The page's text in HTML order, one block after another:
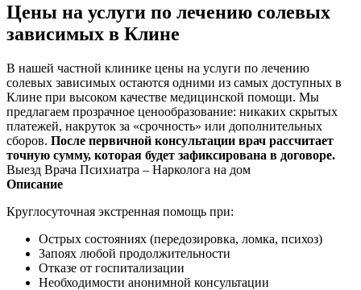
Цены на услуги по лечению солевых
зависимых в Клине
В нашей частной клинике цены на услуги по лечению
солевых зависимых остаются одними из самых доступных в
Клине при высоком качестве медицинской помощи. Мы
предлагаем прозрачное ценообразование: никаких скрытых
платежей, накруток за «срочность» или дополнительных
сборов. После первичной консультации врач рассчитает
точную сумму, которая будет зафиксирована в договоре.
Выезд Врача Психиатра – Нарколога на дом
Описание
Круглосуточная экстренная помощь при:
Острых состояниях (передозировка, ломка, психоз)
Запоях любой продолжительности
Отказе от госпитализации
Необходимости анонимной консультации